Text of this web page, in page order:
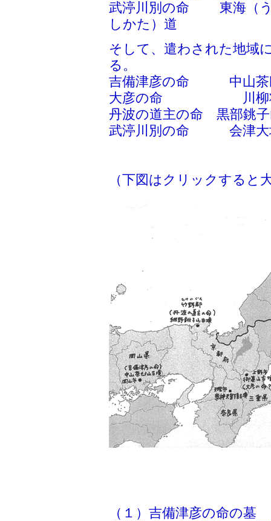
武渟川別の命 東海（
しかた）道
そして、遣わされた地域
る。
吉備津彦の命 中山茶
大彦の命 川柳将軍
丹波の道主の命 黒部銚子
武渟川別の命 会津大
（下図はクリックすると
（１）吉備津彦の命の墓